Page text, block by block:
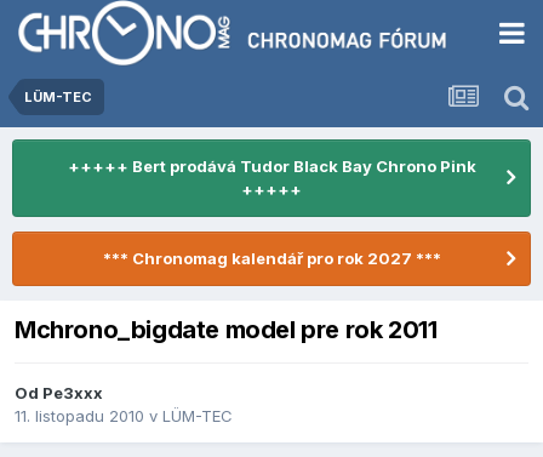
LÜM-TEC
+++++ Bert prodává Tudor Black Bay Chrono Pink
+++++
*** Chronomag kalendář pro rok 2027 ***
Mchrono_bigdate model pre rok 2011
Od Pe3xxx
11. listopadu 2010 v LÜM-TEC